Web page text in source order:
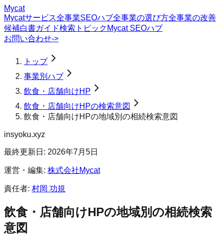
Mycat
Mycatサービス全事業SEOハブ全事業の選び方全事業の改善
候補白書ガイド検索トピック Mycat SEOハブ
お問い合わせ->
トップ
事業別ハブ
飲食・店舗向けHP
飲食・店舗向けHPの検索意図
飲食・店舗向けHPの地域別の相続検索意図
insyoku.xyz
最終更新日: 2026年7月5日
運営・編集: 株式会社Mycat
責任者: 村岡 功規
飲食・店舗向けHPの地域別の相続検索
意図